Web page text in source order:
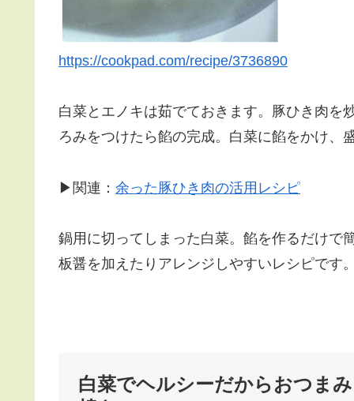
https://cookpad.com/recipe/3736890
白菜とエノキは茹でておきます。豚ひき肉を
ろみをつけたら餡の完成。白菜に餡をかけ、
▶関連： 余った豚ひき肉の活用レシピ
鍋用に切ってしまった白菜。餡を作るだけで
板醤を加えたりアレンジしやすいレシピです
白菜でヘルシーだからおつま